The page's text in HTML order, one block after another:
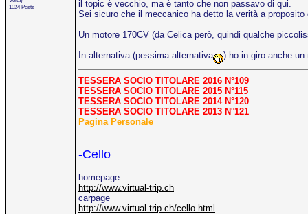
1024 Posts
il topic è vecchio, ma è tanto che non passavo di qui.
Sei sicuro che il meccanico ha detto la verità a
Un motore 170CV (da Celica però, quindi qualche
In alternativa (pessima alternativa
) ho in giro anche
TESSERA SOCIO TITOLARE 2016 N°109
TESSERA SOCIO TITOLARE 2015 N°115
TESSERA SOCIO TITOLARE 2014 N°120
TESSERA SOCIO TITOLARE 2013 N°121
Pagina Personale
-Cello
homepage
http://www.virtual-trip.ch
carpage
http://www.virtual-trip.ch/cello.html